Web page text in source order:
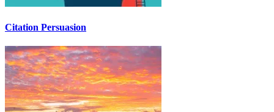
Citation Persuasion